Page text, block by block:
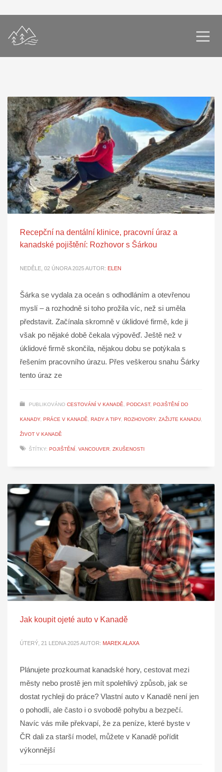
Recepční na dentální klinice, pracovní úraz a
kanadské pojištění: Rozhovor s Šárkou
NEDĚLE, 02 ÚNORA 2025AUTOR: ELEN
Šárka se vydala za oceán s odhodláním a otevřenou
myslí – a rozhodně si toho prožila víc, než si uměla
představit. Začínala skromně v úklidové firmě, kde ji
však po nějaké době čekala výpověď. Ještě než v
úklidové firmě skončila, nějakou dobu se potýkala s
řešením pracovního úrazu. Přes veškerou snahu Šárky
tento úraz ze
PUBLIKOVÁNO CESTOVÁNÍ V KANADĚ, PODCAST, POJIŠTĚNÍ DO
KANADY, PRÁCE V KANADĚ, RADY A TIPY, ROZHOVORY, ZAŽIJTE KANADU,
ŽIVOT V KANADĚ
ŠTÍTKY: POJIŠTĚNÍ, VANCOUVER, ZKUŠENOSTI
Jak koupit ojeté auto v Kanadě
ÚTERÝ, 21 LEDNA 2025AUTOR: MAREK ALAXA
Plánujete prozkoumat kanadské hory, cestovat mezi
městy nebo prostě jen mít spolehlivý způsob, jak se
dostat rychleji do práce? Vlastní auto v Kanadě není jen
o pohodlí, ale často i o svobodě pohybu a bezpečí.
Navíc vás mile překvapí, že za peníze, které byste v
ČR dali za starší model, můžete v Kanadě pořídit
výkonnější